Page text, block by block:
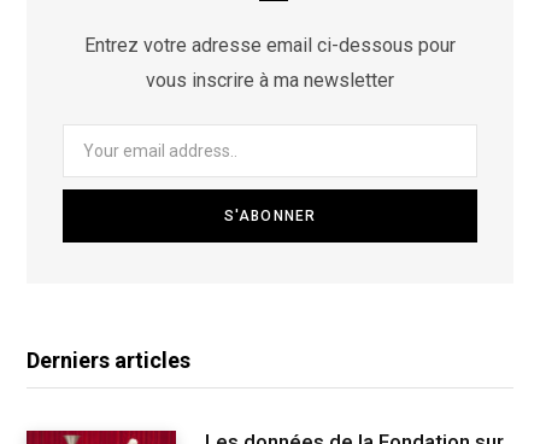
Entrez votre adresse email ci-dessous pour
vous inscrire à ma newsletter
Derniers articles